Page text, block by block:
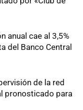
anual cae al 3,5%
del Banco Central
de la red
pronosticado para